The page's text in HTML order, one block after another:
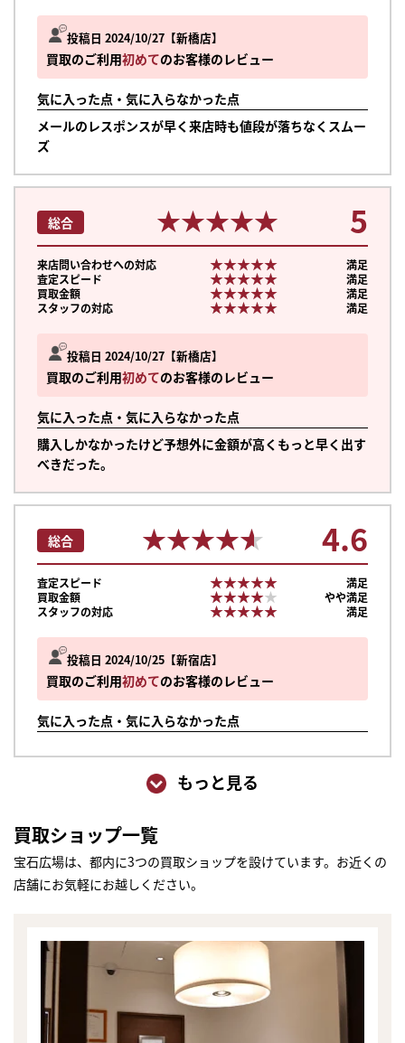
投稿日 2024/10/27 新橋店
買取のご利用初めてのお客様のレビュー
気に入った点・気に入らなかった点
メールのレスポンスが早く来店時も値段が落ちなくスムー
ズ
投稿日 2024/10/27 新橋店
買取のご利用初めてのお客様のレビュー
気に入った点・気に入らなかった点
購入しかなかったけど予想外に金額が高くもっと早く出す
べきだった。
総合 ★★★★★
★★★★★ 5
来店問い合わせへの対応 ★★★★★
★★★★★
満足
査定スピード
★★★★★
★★★★★
満足
買取金額
★★★★★
★★★★★
満足
スタッフの対応
★★★★★
★★★★★ 満足
投稿日 2024/10/25 新宿店
買取のご利用初めてのお客様のレビュー
気に入った点・気に入らなかった点
総合 ★★★★★
★★★★★ 4.6
査定スピード ★★★★★
★★★★★
満足
買取金額
★★★★★
★★★★★
やや満足
スタッフの対応
★★★★★
★★★★★ 満足
もっと見る
買取ショップ一覧
宝石広場は、都内に3つの買取ショップを設けています。お近くの
店舗にお気軽にお越しください。
まずは
かんたん30秒でお試し査定